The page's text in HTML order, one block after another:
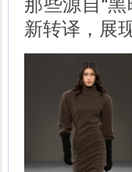
那些源自“
新转译，展